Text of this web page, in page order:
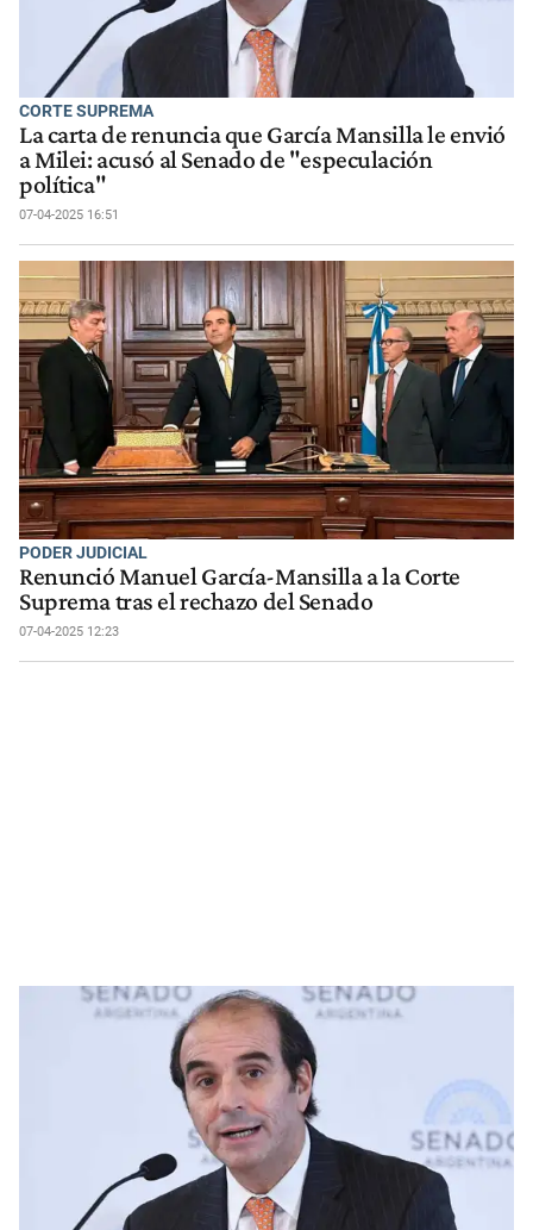
CORTE SUPREMA
La carta de renuncia que García Mansilla le envió
a Milei: acusó al Senado de "especulación
política"
07-04-2025 16:51
PODER JUDICIAL
Renunció Manuel García-Mansilla a la Corte
Suprema tras el rechazo del Senado
07-04-2025 12:23